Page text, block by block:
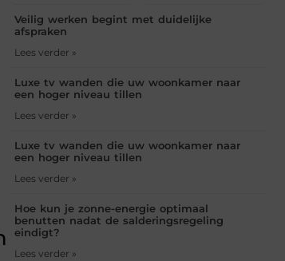
Veilig werken begint met duidelijke
afspraken
Lees verder »
Luxe tv wanden die uw woonkamer naar
een hoger niveau tillen
Lees verder »
Luxe tv wanden die uw woonkamer naar
een hoger niveau tillen
Lees verder »
Hoe kun je zonne-energie optimaal
benutten nadat de salderingsregeling
eindigt?
Lees verder »